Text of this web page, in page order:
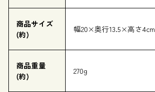
商品サイズ
(約)
幅20×奥行13.5×高さ4cm
商品重量
(約)
270g